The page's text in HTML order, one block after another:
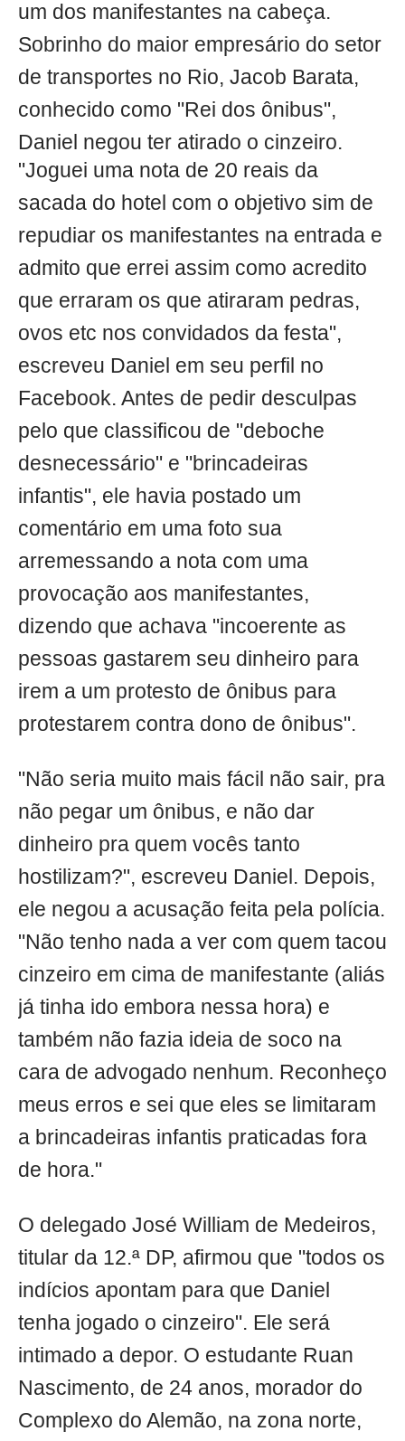
um dos manifestantes na cabeça.
Sobrinho do maior empresário do setor
de transportes no Rio, Jacob Barata,
conhecido como "Rei dos ônibus",
Daniel negou ter atirado o cinzeiro.
"Joguei uma nota de 20 reais da
sacada do hotel com o objetivo sim de
repudiar os manifestantes na entrada e
admito que errei assim como acredito
que erraram os que atiraram pedras,
ovos etc nos convidados da festa",
escreveu Daniel em seu perfil no
Facebook. Antes de pedir desculpas
pelo que classificou de "deboche
desnecessário" e "brincadeiras
infantis", ele havia postado um
comentário em uma foto sua
arremessando a nota com uma
provocação aos manifestantes,
dizendo que achava "incoerente as
pessoas gastarem seu dinheiro para
irem a um protesto de ônibus para
protestarem contra dono de ônibus".
"Não seria muito mais fácil não sair, pra
não pegar um ônibus, e não dar
dinheiro pra quem vocês tanto
hostilizam?", escreveu Daniel. Depois,
ele negou a acusação feita pela polícia.
"Não tenho nada a ver com quem tacou
cinzeiro em cima de manifestante (aliás
já tinha ido embora nessa hora) e
também não fazia ideia de soco na
cara de advogado nenhum. Reconheço
meus erros e sei que eles se limitaram
a brincadeiras infantis praticadas fora
de hora."
O delegado José William de Medeiros,
titular da 12.ª DP, afirmou que "todos os
indícios apontam para que Daniel
tenha jogado o cinzeiro". Ele será
intimado a depor. O estudante Ruan
Nascimento, de 24 anos, morador do
Complexo do Alemão, na zona norte,